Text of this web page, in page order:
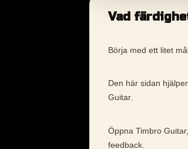
Vad
Börja med ett litet
Den här sidan
Guitar.
Öppna Timbro
feedback.